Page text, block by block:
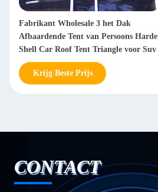
Fabrikant Wholesale 3 het Dak
Afbaardende Tent van Persoons Harde
Shell Car Roof Tent Triangle voor Suv
Krijg Beste Prijs
CONTACT